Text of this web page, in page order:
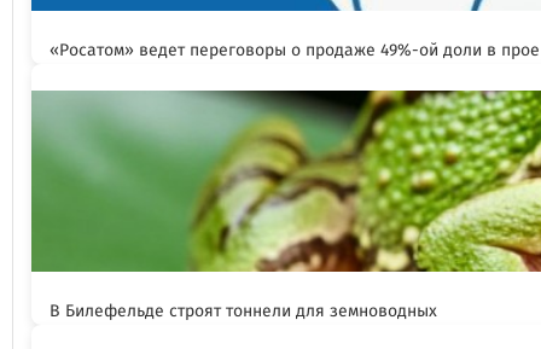
«Росатом» ведет переговоры о продаже 49%-ой доли в
В Билефельде строят тоннели для земноводных